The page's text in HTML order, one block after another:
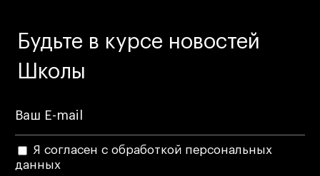
Будьте в курсе новостей
Школы
Я согласен с обработкой персональных
данных